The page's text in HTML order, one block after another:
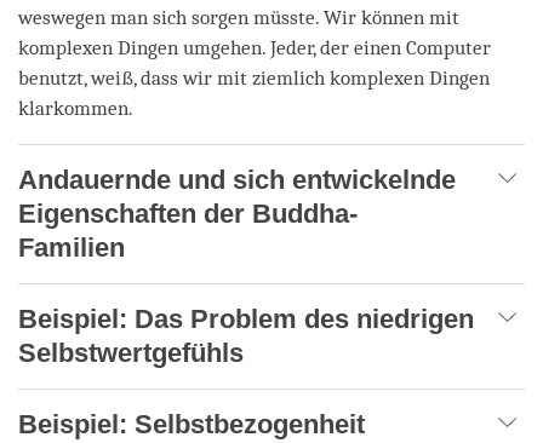
weswegen man sich sorgen müsste. Wir können mit
komplexen Dingen umgehen. Jeder, der einen Computer
benutzt, weiß, dass wir mit ziemlich komplexen Dingen
klarkommen.
Andauernde und sich entwickelnde
Eigenschaften der Buddha-
Familien
Beispiel: Das Problem des niedrigen
Selbstwertgefühls
Beispiel: Selbstbezogenheit